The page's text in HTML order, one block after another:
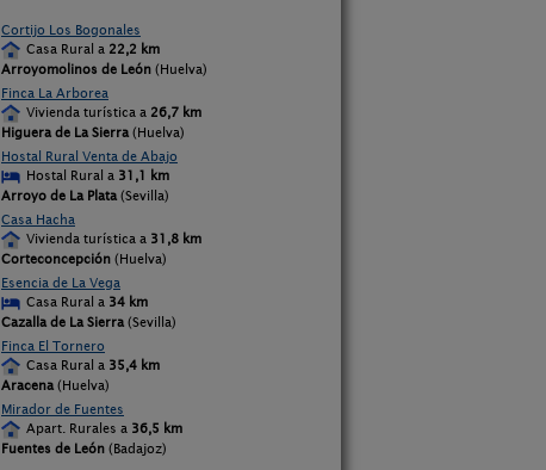
Cortijo Los Bogonales
Casa Rural a 22,2 km
Arroyomolinos de León (Huelva)
Finca La Arborea
Vivienda turística a 26,7 km
Higuera de La Sierra (Huelva)
Hostal Rural Venta de Abajo
Hostal Rural a 31,1 km
Arroyo de La Plata (Sevilla)
Casa Hacha
Vivienda turística a 31,8 km
Corteconcepción (Huelva)
Esencia de La Vega
Casa Rural a 34 km
Cazalla de La Sierra (Sevilla)
Finca El Tornero
Casa Rural a 35,4 km
Aracena (Huelva)
Mirador de Fuentes
Apart. Rurales a 36,5 km
Fuentes de León (Badajoz)